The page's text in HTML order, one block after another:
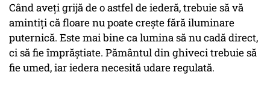
Când aveți grijă de o astfel de iederă, trebuie să vă
amintiți că floare nu poate crește fără iluminare
puternică. Este mai bine ca lumina să nu cadă direct,
ci să fie împrăștiate. Pământul din ghiveci trebuie să
fie umed, iar iedera necesită udare regulată.